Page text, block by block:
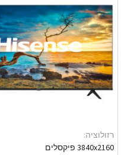
רזולוציה:
3840x2160 פיקסלים